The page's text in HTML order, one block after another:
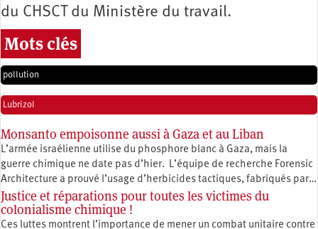
du CHSCT du Ministère du travail.
Mots clés
pollution
Lubrizol
Monsanto empoisonne aussi à Gaza et au Liban
L’armée israélienne utilise du phosphore blanc à Gaza, mais la
guerre chimique ne date pas d’hier. L’équipe de recherche Forensic
Architecture a prouvé l’usage d’herbicides tactiques, fabriqués par…
Justice et réparations pour toutes les victimes du
colonialisme chimique !
Ces luttes montrent l’importance de mener un combat unitaire contre